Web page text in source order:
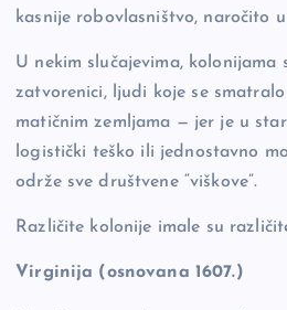
kasnije robovlasništvo, naročito
U nekim slučajevima, kolonijama
zatvorenici, ljudi koje se smatralo
matičnim zemljama — jer je u
logistički teško ili jednostavno
održe sve društvene “viškove”.
Različite kolonije imale su
Virginija (osnovana 1607.)